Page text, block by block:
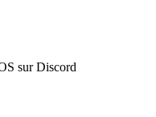
sur Discord